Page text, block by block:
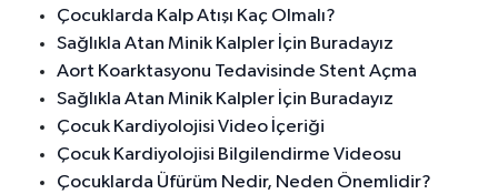
Çocuklarda Kalp Atışı Kaç Olmalı?
Sağlıkla Atan Minik Kalpler İçin Buradayız
Aort Koarktasyonu Tedavisinde Stent Açma
Sağlıkla Atan Minik Kalpler İçin Buradayız
Çocuk Kardiyolojisi Video İçeriği
Çocuk Kardiyolojisi Bilgilendirme Videosu
Çocuklarda Üfürüm Nedir, Neden Önemlidir?